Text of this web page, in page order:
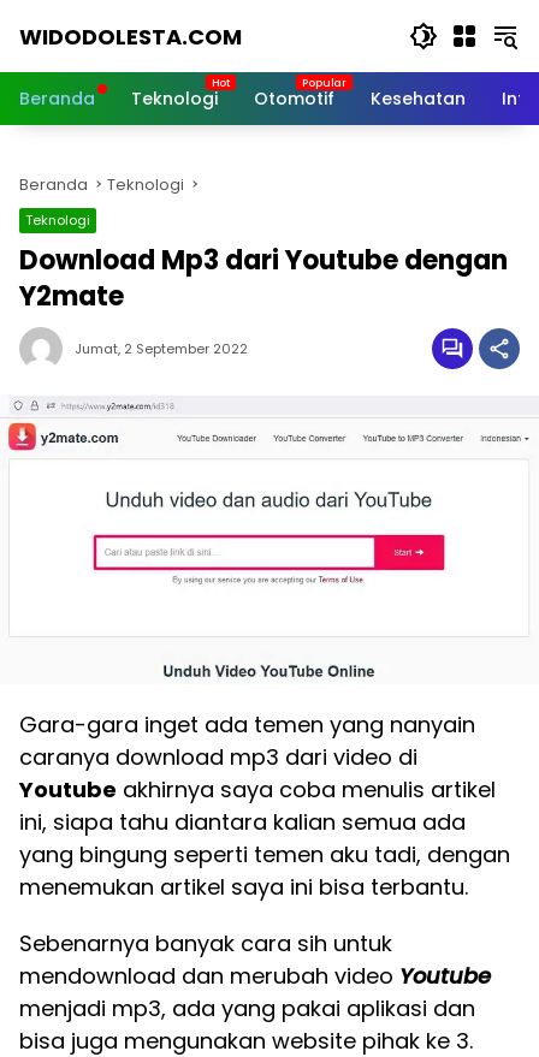
WIDODOLESTA.COM
dan
Terkini
Beranda Teknologi Otomotif Kesehatan
Beranda Teknologi
Teknologi
Download Mp3 dari Youtube dengan
Y2mate
Jumat, 2 September 2022
Gara-gara inget ada temen yang nanyain
caranya download mp3 dari video di
Youtube akhirnya saya coba menulis artikel
ini, siapa tahu diantara kalian semua ada
yang bingung seperti temen aku tadi, dengan
menemukan artikel saya ini bisa terbantu.
Sebenarnya banyak cara sih untuk
mendownload dan merubah video Youtube
menjadi mp3, ada yang pakai aplikasi dan
bisa juga mengunakan website pihak ke 3.